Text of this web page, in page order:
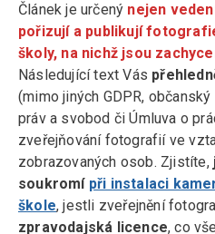
Článek je určený nejen
pořizují a publikují
školy, na nichž jsou
Následující text Vás
(mimo jiných GDPR,
práv a svobod či Úmluva o
zveřejňování fotografií ve
zobrazovaných osob. Zjistíte,
soukromí při instalaci
škole, jestli zveřejnění
zpravodajská licence, co